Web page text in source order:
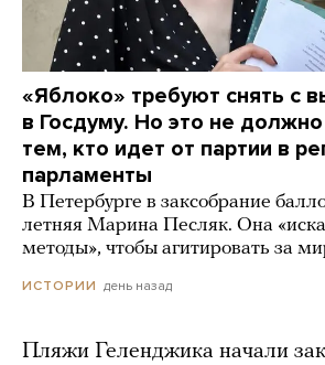
«Яблоко» требуют снять с
в Госдуму. Но это не
тем, кто идет от партии в
парламенты
В Петербурге в заксобрание
летняя Марина Песляк. Она
методы», чтобы агитировать за
ИСТОРИИ день назад
Пляжи Геленджика начали